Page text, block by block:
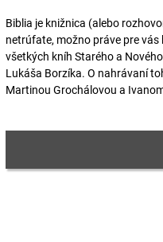
Biblia je knižnica (alebo
netrúfate, možno práve pre
všetkých kníh Starého a
Lukáša Borzíka. O nahrávaní
Martinou Grochálovou a